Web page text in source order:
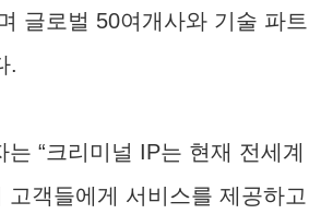
글로벌 50여개사와 기술 파트
.
“크리미널 IP는 현재 전세계
고객들에게 서비스를 제공하고